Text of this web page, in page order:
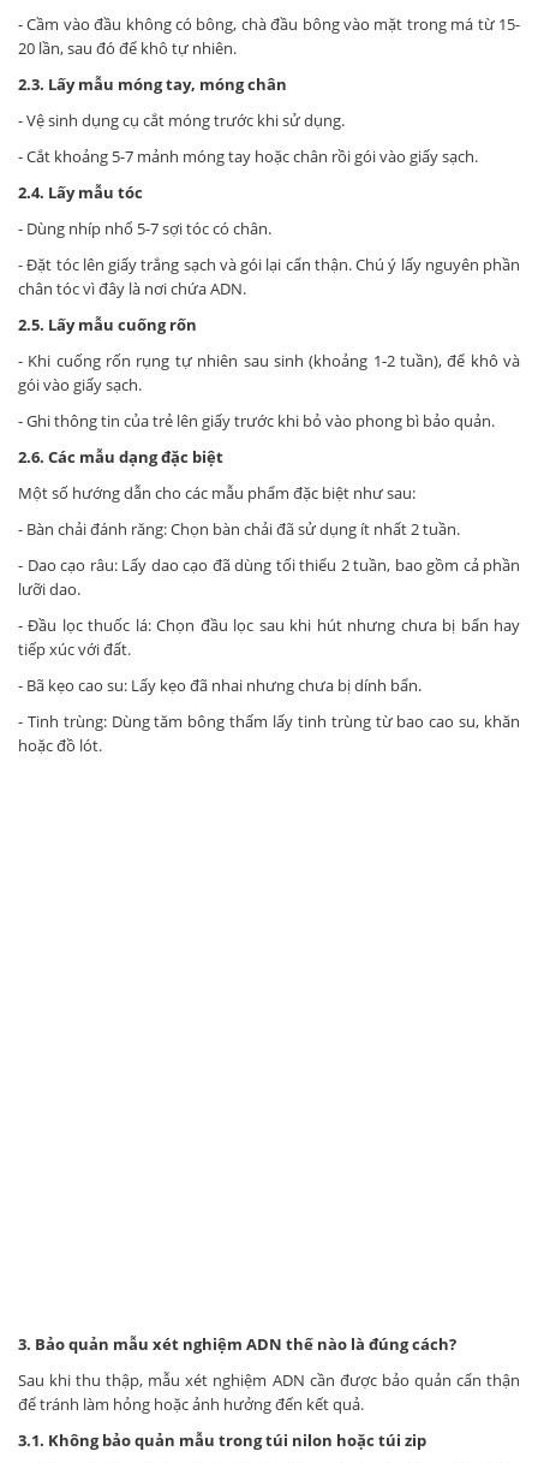
- Cầm vào đầu không có bông, chà đầu bông vào mặt trong má từ 15-
20 lần, sau đó để khô tự nhiên.
2.3. Lấy mẫu móng tay, móng chân
- Vệ sinh dụng cụ cắt móng trước khi sử dụng.
- Cắt khoảng 5-7 mảnh móng tay hoặc chân rồi gói vào giấy sạch.
2.4. Lấy mẫu tóc
- Dùng nhíp nhổ 5-7 sợi tóc có chân.
- Đặt tóc lên giấy trắng sạch và gói lại cẩn thận. Chú ý lấy nguyên phần
chân tóc vì đây là nơi chứa ADN.
2.5. Lấy mẫu cuống rốn
- Khi cuống rốn rụng tự nhiên sau sinh (khoảng 1-2 tuần), để khô và
gói vào giấy sạch.
- Ghi thông tin của trẻ lên giấy trước khi bỏ vào phong bì bảo quản.
2.6. Các mẫu dạng đặc biệt
Một số hướng dẫn cho các mẫu phẩm đặc biệt như sau:
- Bàn chải đánh răng: Chọn bàn chải đã sử dụng ít nhất 2 tuần.
- Dao cạo râu: Lấy dao cạo đã dùng tối thiểu 2 tuần, bao gồm cả phần
lưỡi dao.
- Đầu lọc thuốc lá: Chọn đầu lọc sau khi hút nhưng chưa bị bẩn hay
tiếp xúc với đất.
- Bã kẹo cao su: Lấy kẹo đã nhai nhưng chưa bị dính bẩn.
- Tinh trùng: Dùng tăm bông thấm lấy tinh trùng từ bao cao su, khăn
hoặc đồ lót.
3. Bảo quản mẫu xét nghiệm ADN thế nào là đúng cách?
Sau khi thu thập, mẫu xét nghiệm ADN cần được bảo quản cẩn thận
để tránh làm hỏng hoặc ảnh hưởng đến kết quả.
3.1. Không bảo quản mẫu trong túi nilon hoặc túi zip